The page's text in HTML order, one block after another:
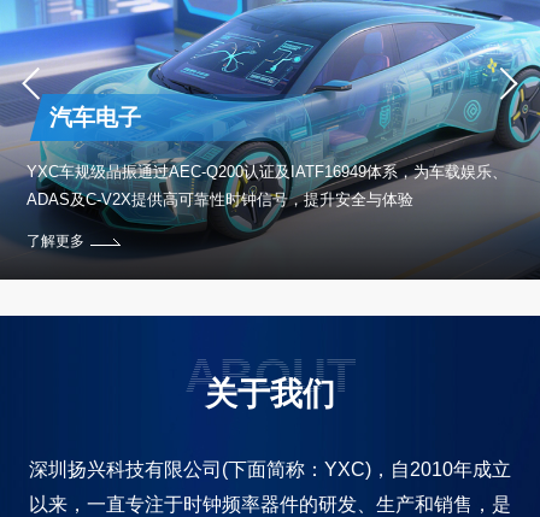
汽车电子
YXC车规级晶振通过AEC-Q200认证及IATF16949体系，为车载娱乐、
ADAS及C-V2X提供高可靠性时钟信号，提升安全与体验
了解更多
ABOUT
关于我们
深圳扬兴科技有限公司(下面简称：YXC)，自2010年成立
以来，一直专注于时钟频率器件的研发、生产和销售，是